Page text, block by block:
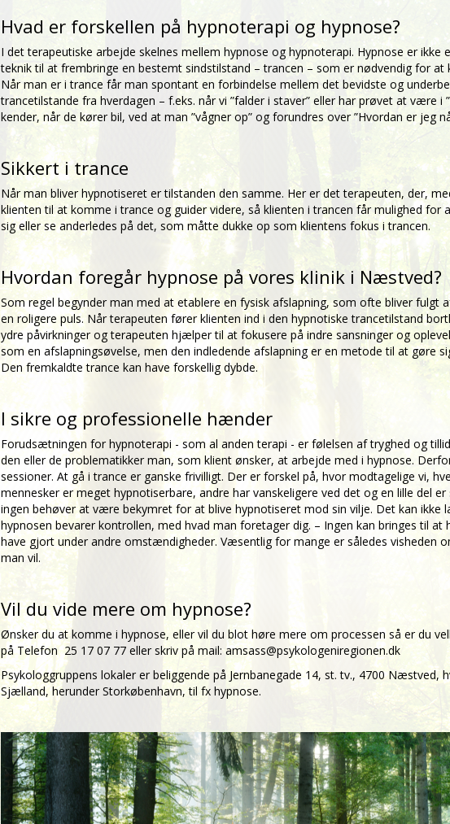
Hvad er forskellen på hypnoterapi og hypnose?
I det terapeutiske arbejde skelnes mellem hypnose og hypnoterapi. Hypnose er ikke
teknik til at frembringe en bestemt sindstilstand – trancen – som er nødvendig for at
Når man er i trance får man spontant en forbindelse mellem det bevidste og
trancetilstande fra hverdagen – f.eks. når vi ”falder i staver” eller har prøvet at være i
kender, når de kører bil, ved at man ”vågner op” og forundres over ”Hvordan er jeg
Sikkert i trance
Når man bliver hypnotiseret er tilstanden den samme. Her er det terapeuten, der,
klienten til at komme i trance og guider videre, så klienten i trancen får mulighed
sig eller se anderledes på det, som måtte dukke op som klientens fokus i trancen.
Hvordan foregår hypnose på vores klinik i Næstved?
Som regel begynder man med at etablere en fysisk afslapning, som ofte bliver
en roligere puls. Når terapeuten fører klienten ind i den hypnotiske trancetilstand
ydre påvirkninger og terapeuten hjælper til at fokusere på indre sansninger og
som en afslapningsøvelse, men den indledende afslapning er en metode til at gøre
Den fremkaldte trance kan have forskellig dybde.
I sikre og professionelle hænder
Forudsætningen for hypnoterapi - som al anden terapi - er følelsen af tryghed og
den eller de problematikker man, som klient ønsker, at arbejde med i hypnose.
sessioner. At gå i trance er ganske frivilligt. Der er forskel på, hvor modtagelige vi,
mennesker er meget hypnotiserbare, andre har vanskeligere ved det og en lille del
ingen behøver at være bekymret for at blive hypnotiseret mod sin vilje. Det kan ikke
hypnosen bevarer kontrollen, med hvad man foretager dig. – Ingen kan bringes til at
have gjort under andre omstændigheder. Væsentlig for mange er således visheden
man vil.
Vil du vide mere om hypnose?
Ønsker du at komme i hypnose, eller vil du blot høre mere om processen så er du
på Telefon 25 17 07 77 eller skriv på mail: amsass@psykologeniregionen.dk
Psykologgruppens lokaler er beliggende på Jernbanegade 14, st. tv., 4700 Næstved,
Sjælland, herunder Storkøbenhavn, til fx hypnose.